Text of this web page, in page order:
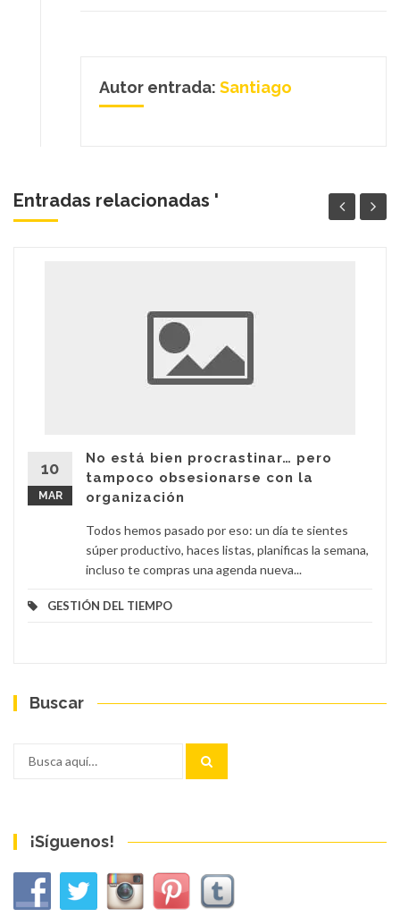
Autor entrada: Santiago
Entradas relacionadas '
10
MAR
No está bien procrastinar… pero
tampoco obsesionarse con la
organización
Todos hemos pasado por eso: un día te sientes
súper productivo, haces listas, planificas la semana,
incluso te compras una agenda nueva...
GESTIÓN DEL TIEMPO
Buscar
¡Síguenos!